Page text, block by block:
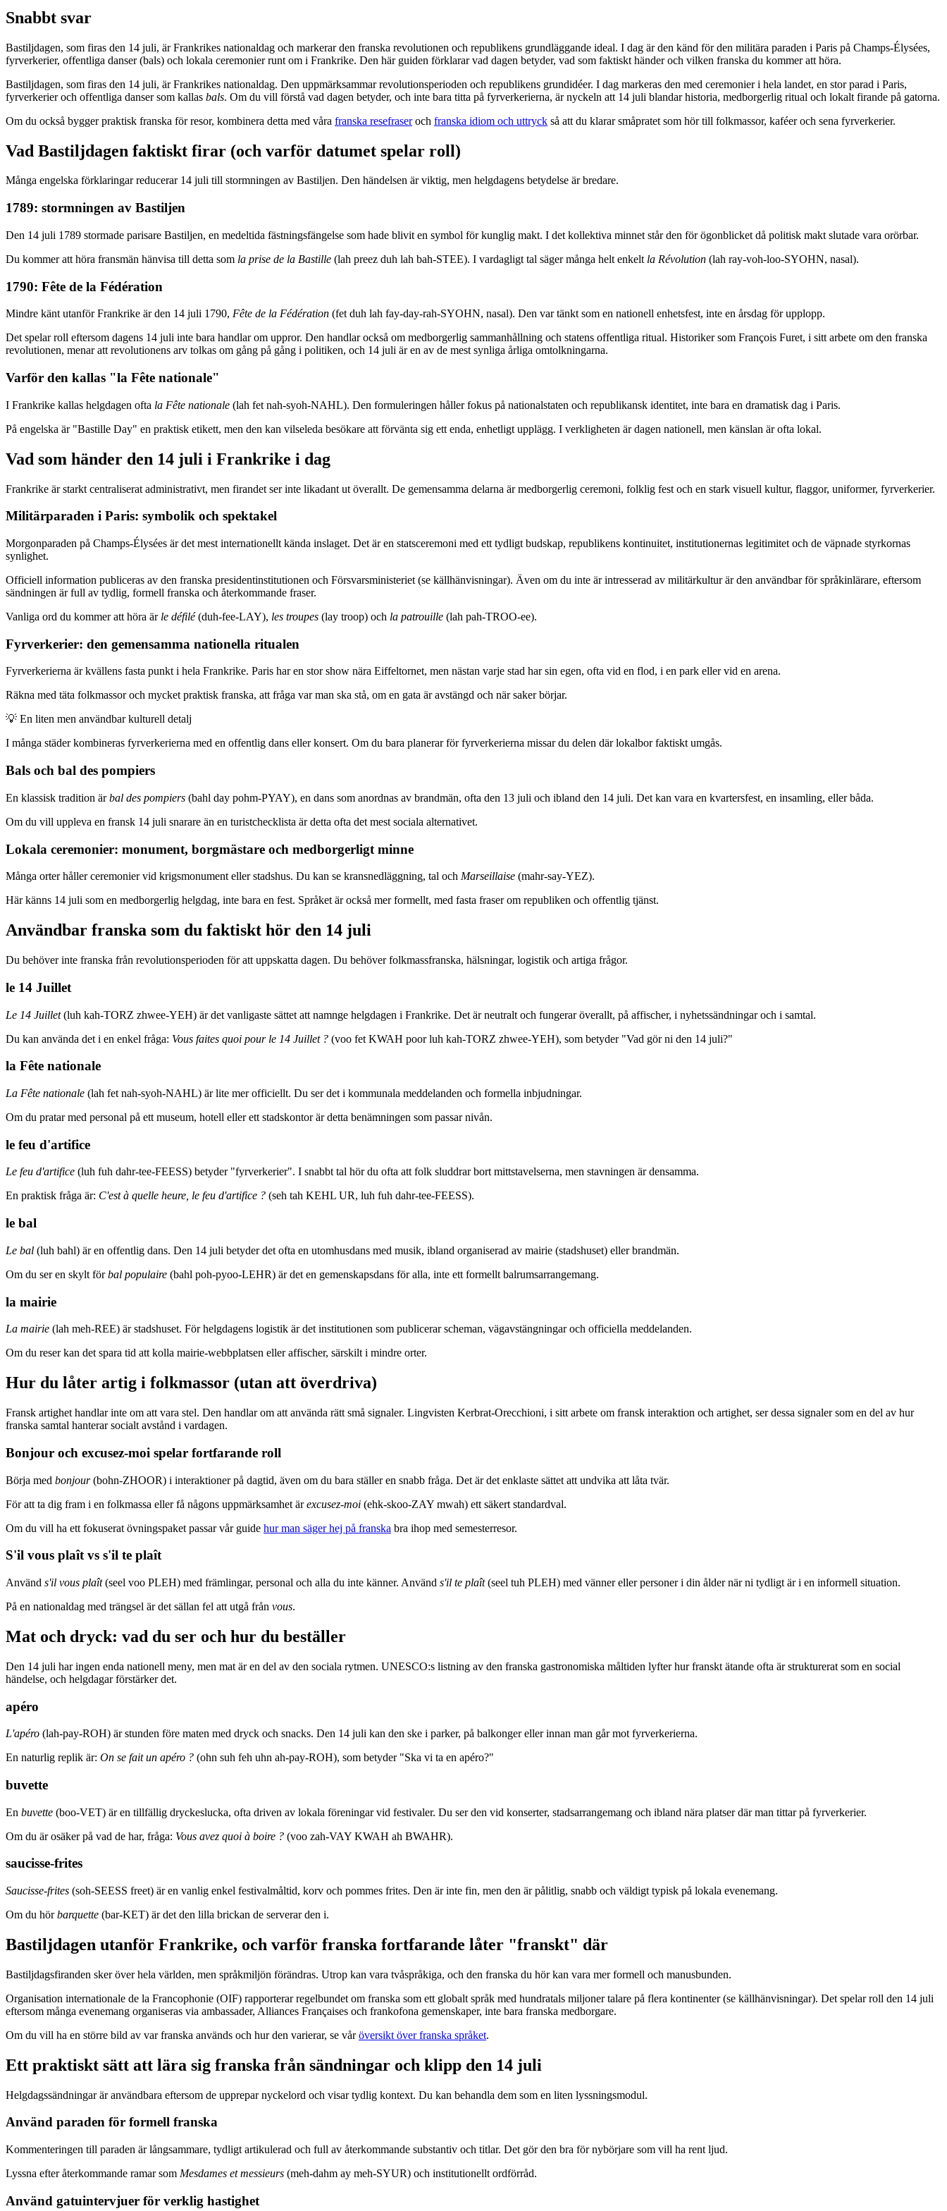
Snabbt svar
Bastiljdagen, som firas den 14 juli, är Frankrikes nationaldag och markerar den franska revolutionen och republikens grundläggande ideal. I dag är den känd för den militära paraden i Paris på Champs-Élysées,
fyrverkerier, offentliga danser (bals) och lokala ceremonier runt om i Frankrike. Den här guiden förklarar vad dagen betyder, vad som faktiskt händer och vilken franska du kommer att höra.
Bastiljdagen, som firas den 14 juli, är Frankrikes nationaldag. Den uppmärksammar revolutionsperioden och republikens grundidéer. I dag markeras den med ceremonier i hela landet, en stor parad i Paris,
fyrverkerier och offentliga danser som kallas bals. Om du vill förstå vad dagen betyder, och inte bara titta på fyrverkerierna, är nyckeln att 14 juli blandar historia, medborgerlig ritual och lokalt firande på gatorna.
Om du också bygger praktisk franska för resor, kombinera detta med våra franska resefraseroch franska idiom och uttryck så att du klarar småpratet som hör till folkmassor, kaféer och sena fyrverkerier.
Vad Bastiljdagen faktiskt firar (och varför datumet spelar roll)
Många engelska förklaringar reducerar 14 juli till stormningen av Bastiljen. Den händelsen är viktig, men helgdagens betydelse är bredare.
1789: stormningen av Bastiljen
Den 14 juli 1789 stormade parisare Bastiljen, en medeltida fästningsfängelse som hade blivit en symbol för kunglig makt. I det kollektiva minnet står den för ögonblicket då politisk makt slutade vara orörbar.
Du kommer att höra fransmän hänvisa till detta som la prise de la Bastille (lah preez duh lah bah-STEE). I vardagligt tal säger många helt enkelt la Révolution (lah ray-voh-loo-SYOHN, nasal).
1790: Fête de la Fédération
Mindre känt utanför Frankrike är den 14 juli 1790, Fête de la Fédération (fet duh lah fay-day-rah-SYOHN, nasal). Den var tänkt som en nationell enhetsfest, inte en årsdag för upplopp.
Det spelar roll eftersom dagens 14 juli inte bara handlar om uppror. Den handlar också om medborgerlig sammanhållning och statens offentliga ritual. Historiker som François Furet, i sitt arbete om den franska
revolutionen, menar att revolutionens arv tolkas om gång på gång i politiken, och 14 juli är en av de mest synliga årliga omtolkningarna.
Varför den kallas "la Fête nationale"
I Frankrike kallas helgdagen ofta la Fête nationale (lah fet nah-syoh-NAHL). Den formuleringen håller fokus på nationalstaten och republikansk identitet, inte bara en dramatisk dag i Paris.
På engelska är "Bastille Day" en praktisk etikett, men den kan vilseleda besökare att förvänta sig ett enda, enhetligt upplägg. I verkligheten är dagen nationell, men känslan är ofta lokal.
Vad som händer den 14 juli i Frankrike i dag
Frankrike är starkt centraliserat administrativt, men firandet ser inte likadant ut överallt. De gemensamma delarna är medborgerlig ceremoni, folklig fest och en stark visuell kultur, flaggor, uniformer, fyrverkerier.
Militärparaden i Paris: symbolik och spektakel
Morgonparaden på Champs-Élysées är det mest internationellt kända inslaget. Det är en statsceremoni med ett tydligt budskap, republikens kontinuitet, institutionernas legitimitet och de väpnade styrkornas
synlighet.
Officiell information publiceras av den franska presidentinstitutionen och Försvarsministeriet (se källhänvisningar). Även om du inte är intresserad av militärkultur är den användbar för språkinlärare, eftersom
sändningen är full av tydlig, formell franska och återkommande fraser.
Vanliga ord du kommer att höra är le défilé(duh-fee-LAY), les troupes (lay troop) och la patrouille (lah pah-TROO-ee).
Fyrverkerier: den gemensamma nationella ritualen
Fyrverkerierna är kvällens fasta punkt i hela Frankrike. Paris har en stor show nära Eiffeltornet, men nästan varje stad har sin egen, ofta vid en flod, i en park eller vid en arena.
Räkna med täta folkmassor och mycket praktisk franska, att fråga var man ska stå, om en gata är avstängd och när saker börjar.
💡 En liten men användbar kulturell detalj
I många städer kombineras fyrverkerierna med en offentlig dans eller konsert. Om du bara planerar för fyrverkerierna missar du delen där lokalbor faktiskt umgås.
Bals och bal des pompiers
En klassisk tradition ärbal des pompiers (bahl day pohm-PYAY), en dans som anordnas av brandmän, ofta den 13 juli och ibland den 14 juli. Det kan vara en kvartersfest, en insamling, eller båda.
Om du vill uppleva en fransk 14 juli snarare än en turistchecklista är detta ofta det mest sociala alternativet.
Lokala ceremonier: monument, borgmästare och medborgerligt minne
Många orter håller ceremonier vid krigsmonument eller stadshus. Du kan se kransnedläggning, tal och Marseillaise (mahr-say-YEZ).
Här känns 14 juli som en medborgerlig helgdag, inte bara en fest. Språket är också mer formellt, med fasta fraser om republiken och offentlig tjänst.
Användbar franska som du faktiskt hör den 14 juli
Du behöver inte franska från revolutionsperioden för att uppskatta dagen. Du behöver folkmassfranska, hälsningar, logistik och artiga frågor.
le 14 Juillet
Le 14 Juillet(luh kah-TORZ zhwee-YEH) är det vanligaste sättet att namnge helgdagen i Frankrike. Det är neutralt och fungerar överallt, på affischer, i nyhetssändningar och i samtal.
Du kan använda det i en enkel fråga: Vous faites quoi pour le 14 Juillet ? (voo fet KWAH poor luh kah-TORZ zhwee-YEH), som betyder "Vad gör ni den 14 juli?"
la Fête nationale
La Fête nationale (lah fet nah-syoh-NAHL) är lite mer officiellt. Du ser det i kommunala meddelanden och formella inbjudningar.
Om du pratar med personal på ett museum, hotell eller ett stadskontor är detta benämningen som passar nivån.
le feu d'artifice
Le feu d'artifice (luh fuh dahr-tee-FEESS) betyder "fyrverkerier". I snabbt tal hör du ofta att folk sluddrar bort mittstavelserna, men stavningen är densamma.
En praktisk fråga är: C'est à quelle heure, le feu d'artifice ? (seh tah KEHL UR, luh fuh dahr-tee-FEESS).
le bal
Le bal (luh bahl) är en offentlig dans. Den 14 juli betyder det ofta en utomhusdans med musik, ibland organiserad av mairie (stadshuset) eller brandmän.
Om du ser en skylt förbal populaire (bahl poh-pyoo-LEHR) är det en gemenskapsdans för alla, inte ett formellt balrumsarrangemang.
la mairie
La mairie (lah meh-REE) är stadshuset. För helgdagens logistik är det institutionen som publicerar scheman, vägavstängningar och officiella meddelanden.
Om du reser kan det spara tid att kolla mairie-webbplatsen eller affischer, särskilt i mindre orter.
Hur du låter artig i folkmassor (utan att överdriva)
Fransk artighet handlar inte om att vara stel. Den handlar om att använda rätt små signaler. Lingvisten Kerbrat-Orecchioni, i sitt arbete om fransk interaktion och artighet, ser dessa signaler som en del av hur
franska samtal hanterar socialt avstånd i vardagen.
Bonjour och excusez-moi spelar fortfarande roll
Börja med bonjour(bohn-ZHOOR) i interaktioner på dagtid, även om du bara ställer en snabb fråga. Det är det enklaste sättet att undvika att låta tvär.
För att ta dig fram i en folkmassa eller få någons uppmärksamhet ärexcusez-moi (ehk-skoo-ZAY mwah) ett säkert standardval.
Om du vill ha ett fokuserat övningspaket passar vår guide hur man säger hej på franska bra ihop med semesterresor.
S'il vous plaît vs s'il te plaît
Använd s'il vous plaît(seel voo PLEH) med främlingar, personal och alla du inte känner. Använd s'il te plaît(seel tuh PLEH) med vänner eller personer i din ålder när ni tydligt är i en informell situation.
På en nationaldag med trängsel är det sällan fel att utgå från vous.
Mat och dryck: vad du ser och hur du beställer
Den 14 juli har ingen enda nationell meny, men mat är en del av den sociala rytmen. UNESCO:s listning av den franska gastronomiska måltiden lyfter hur franskt ätande ofta är strukturerat som en social
händelse, och helgdagar förstärker det.
apéro
L'apéro (lah-pay-ROH) är stunden före maten med dryck och snacks. Den 14 juli kan den ske i parker, på balkonger eller innan man går mot fyrverkerierna.
En naturlig replik är: On se fait un apéro ? (ohn suh feh uhn ah-pay-ROH), som betyder "Ska vi ta en apéro?"
buvette
En buvette (boo-VET) är en tillfällig dryckeslucka, ofta driven av lokala föreningar vid festivaler. Du ser den vid konserter, stadsarrangemang och ibland nära platser där man tittar på fyrverkerier.
Om du är osäker på vad de har, fråga: Vous avez quoi à boire ? (voo zah-VAY KWAH ah BWAHR).
saucisse-frites
Saucisse-frites (soh-SEESS freet) är en vanlig enkel festivalmåltid, korv och pommes frites. Den är inte fin, men den är pålitlig, snabb och väldigt typisk på lokala evenemang.
Om du hörbarquette (bar-KET) är det den lilla brickan de serverar den i.
Bastiljdagen utanför Frankrike, och varför franska fortfarande låter "franskt" där
Bastiljdagsfiranden sker över hela världen, men språkmiljön förändras. Utrop kan vara tvåspråkiga, och den franska du hör kan vara mer formell och manusbunden.
Organisation internationale de la Francophonie (OIF) rapporterar regelbundet om franska som ett globalt språk med hundratals miljoner talare på flera kontinenter (se källhänvisningar). Det spelar roll den 14 juli
eftersom många evenemang organiseras via ambassader, Alliances Françaises och frankofona gemenskaper, inte bara franska medborgare.
Om du vill ha en större bild av var franska används och hur den varierar, se våröversikt över franska språket.
Ett praktiskt sätt att lära sig franska från sändningar och klipp den 14 juli
Helgdagssändningar är användbara eftersom de upprepar nyckelord och visar tydlig kontext. Du kan behandla dem som en liten lyssningsmodul.
Använd paraden för formell franska
Kommenteringen till paraden är långsammare, tydligt artikulerad och full av återkommande substantiv och titlar. Det gör den bra för nybörjare som vill ha rent ljud.
Lyssna efter återkommande ramar som Mesdames et messieurs (meh-dahm ay meh-SYUR) och institutionellt ordförråd.
Använd gatuintervjuer för verklig hastighet